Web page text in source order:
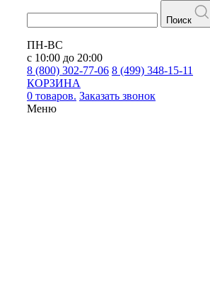
Поиск
ПН-ВС
с 10:00 до 20:00
8 (800) 302-77-06 8 (499) 348-15-11
КОРЗИНА
0 товаров. Заказать звонок
Меню